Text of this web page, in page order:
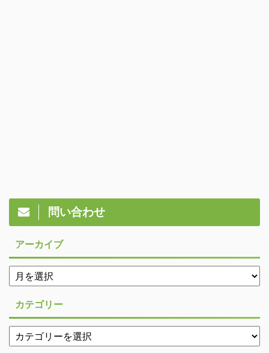
問い合わせ
アーカイブ
カテゴリー